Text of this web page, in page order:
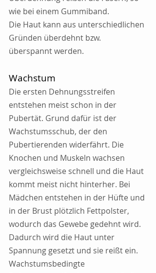
wie bei einem Gummiband.
Die Haut kann aus unterschiedlichen
Gründen überdehnt bzw.
überspannt werden.
Wachstum
Die ersten Dehnungsstreifen
entstehen meist schon in der
Pubertät. Grund dafür ist der
Wachstumsschub, der den
Pubertierenden widerfährt. Die
Knochen und Muskeln wachsen
vergleichsweise schnell und die Haut
kommt meist nicht hinterher. Bei
Mädchen entstehen in der Hüfte und
in der Brust plötzlich Fettpolster,
wodurch das Gewebe gedehnt wird.
Dadurch wird die Haut unter
Spannung gesetzt und sie reißt ein.
Wachstumsbedingte